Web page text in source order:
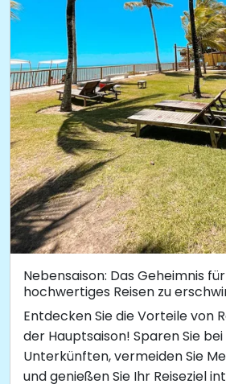
Nebensaison: Das Geheimnis
hochwertiges Reisen zu
Entdecken Sie die Vorteile von
der Hauptsaison! Sparen Sie
Unterkünften, vermeiden Sie
und genießen Sie Ihr Reiseziel